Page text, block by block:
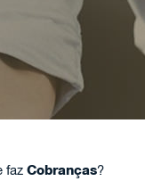
faz Cobranças?